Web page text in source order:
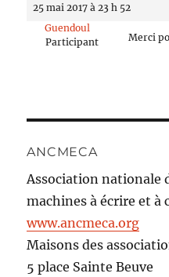
25 mai 2017 à 23 h 52
Guendoul
Participant
Merci
ANCMECA
Association nationale
machines à écrire et à
www.ancmeca.org
Maisons des
5 place Sainte Beuve